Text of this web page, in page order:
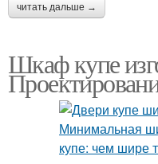
читать дальше →
Шкаф купе